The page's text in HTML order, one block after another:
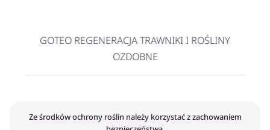
GOTEO REGENERACJA TRAWNIKI I ROŚLINY
OZDOBNE
Ze środków ochrony roślin należy korzystać z zachowaniem